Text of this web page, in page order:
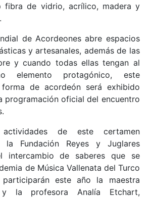
fibra de vidrio, acrílico, madera y
de Acordeones abre espacios
y artesanales, además de las
y cuando todas ellas tengan al
elemento protagónico, este
de acordeón será exhibido
programación oficial del encuentro
de este certamen
la Fundación Reyes y Juglares
intercambio de saberes que se
de Música Vallenata del Turco
este año la maestra
la profesora Analía Etchart,